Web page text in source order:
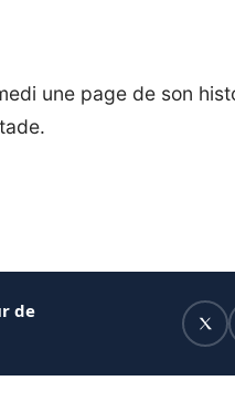
une page de son
de